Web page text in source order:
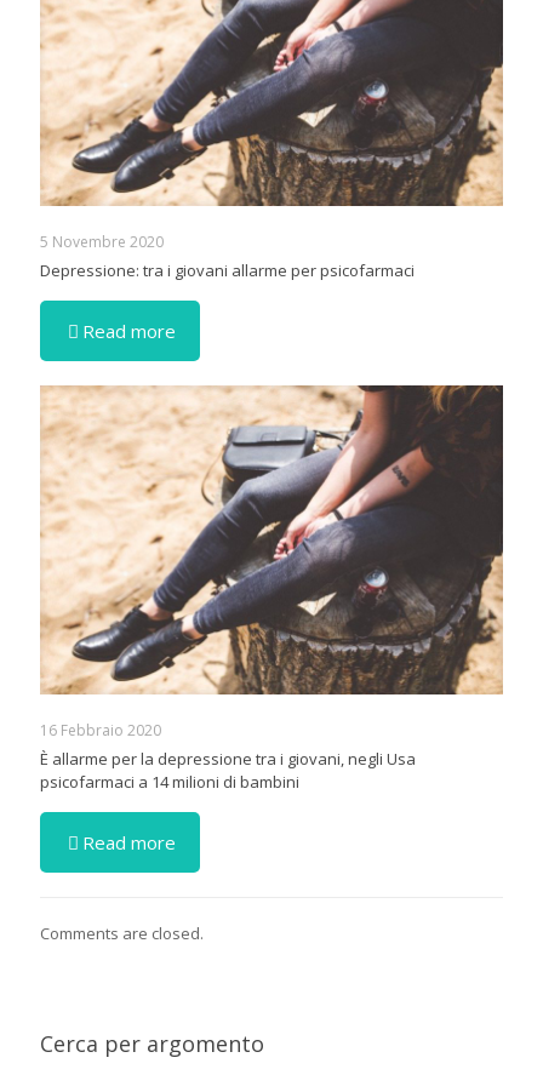
5 Novembre 2020
Depressione: tra i giovani allarme per psicofarmaci
Read more
16 Febbraio 2020
È allarme per la depressione tra i giovani, negli Usa
psicofarmaci a 14 milioni di bambini
Read more
Comments are closed.
Cerca per argomento